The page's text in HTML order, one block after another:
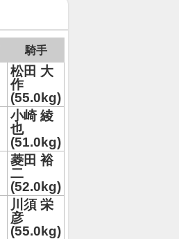
騎手
松田 大
作
(55.0kg)
小崎 綾
也
(51.0kg)
菱田 裕
二
(52.0kg)
川須 栄
彦
(55.0kg)